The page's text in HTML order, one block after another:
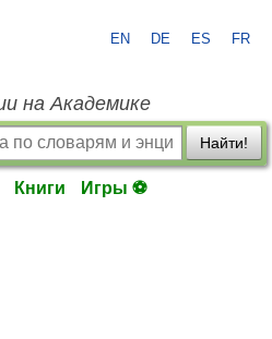
EN DE ES FR
на Академике
Найти!
Книги Игры ⚽